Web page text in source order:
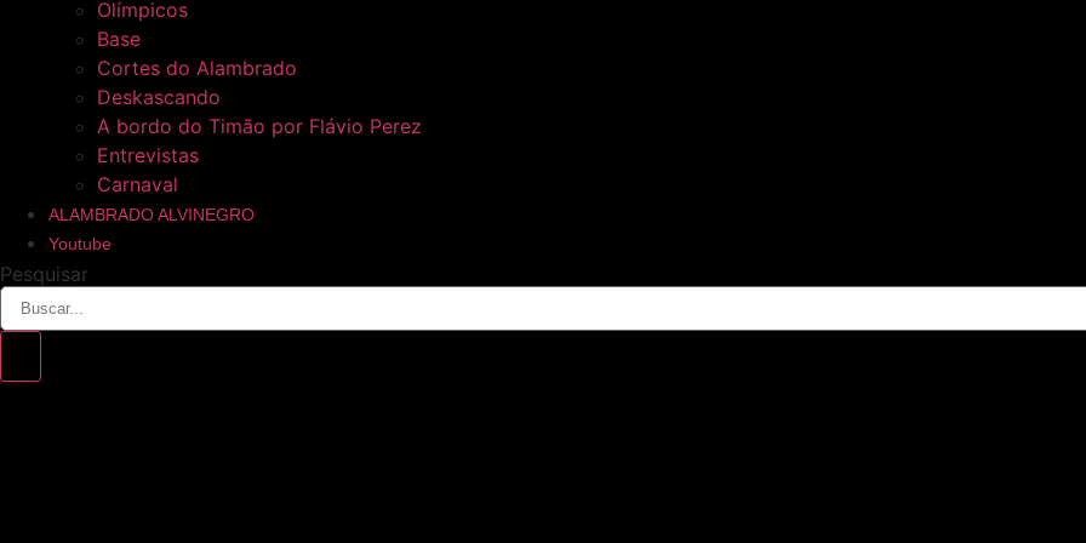
Olímpicos
Base
Cortes do Alambrado
Deskascando
A bordo do Timão por Flávio Perez
Entrevistas
Carnaval
ALAMBRADO ALVINEGRO
Youtube
Pesquisar